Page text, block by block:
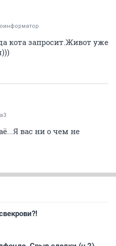
кота запросит.Живот уже
вас ни о чем не